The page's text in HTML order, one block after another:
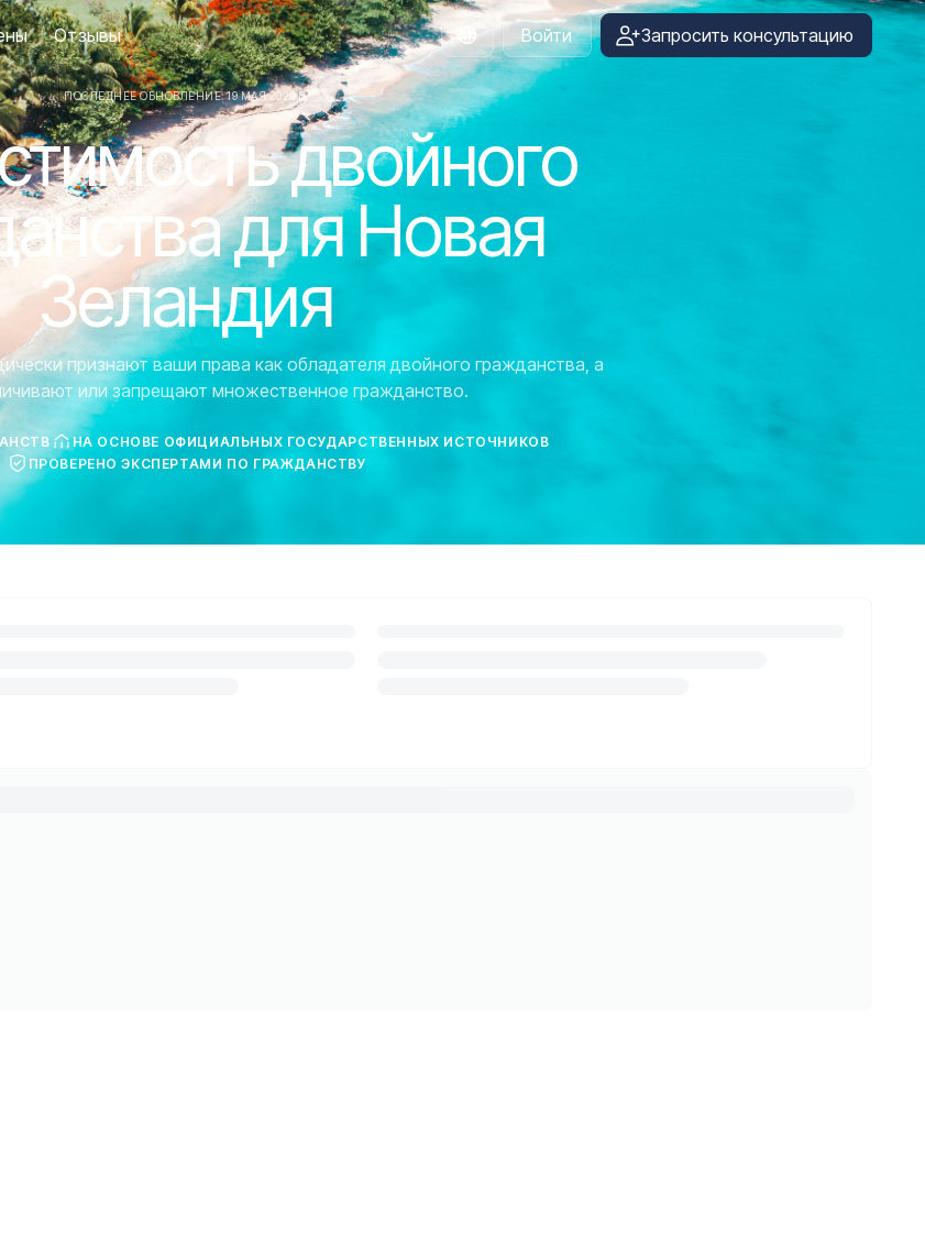
Отзывы
Russian
Войти Запросить консультацию
ПОСЛЕДНЕЕ ОБНОВЛЕНИЕ: 19 МАЯ 2026 Г.
двойного
для Новая
Зеландия
признают ваши права как обладателя двойного гражданства, а
или запрещают множественное гражданство.
НА ОСНОВЕ ОФИЦИАЛЬНЫХ ГОСУДАРСТВЕННЫХ ИСТОЧНИКОВ
ПРОВЕРЕНО ЭКСПЕРТАМИ ПО ГРАЖДАНСТВУ